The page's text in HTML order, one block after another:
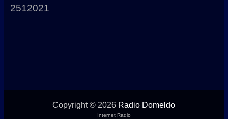
2512021
Copyright © 2026 Radio Domeldo
Internet Radio